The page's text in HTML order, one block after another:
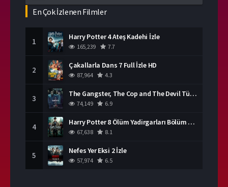
En Çok İzlenen Filmler
1 Harry Potter 4 Ateş Kadehi İzle
165,239 7.7
2 Çakallarla Dans 7 Full İzle HD
87,964 4.3
3 The Gangster, The Cop and The Devil Türkçe Dublaj İzle
74,149 6.9
4 Harry Potter 8 Ölüm Yadirgarları Bölüm 2 İzle
67,638 8.1
5 Nefes Yer Eksi 2 İzle
57,974 6.5